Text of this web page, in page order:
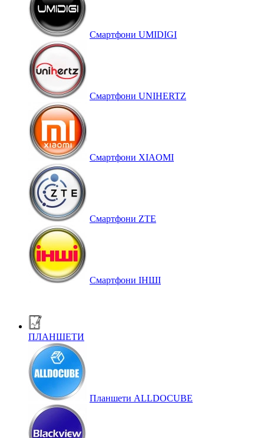
Смартфони UMIDIGI
Смартфони UNIHERTZ
Смартфони XIAOMI
Смартфони ZTE
Смартфони ІНШІ
ПЛАНШЕТИ
Планшети ALLDOCUBE